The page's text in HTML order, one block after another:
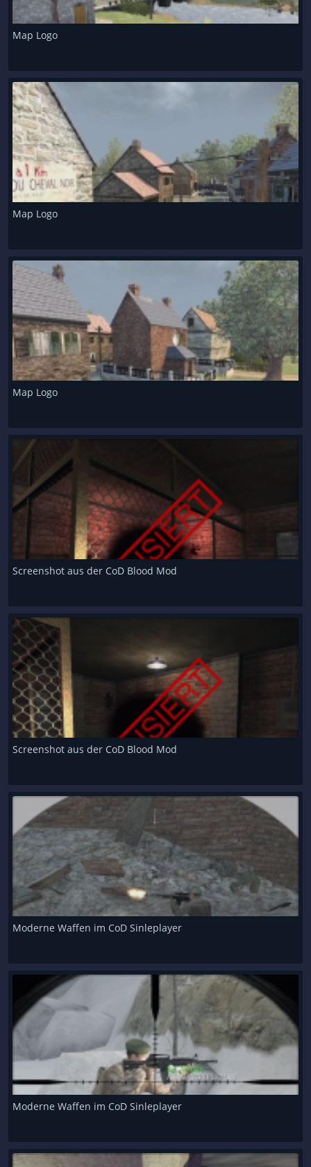
Map Logo
Map Logo
Map Logo
Screenshot aus der CoD Blood Mod
Screenshot aus der CoD Blood Mod
Moderne Waffen im CoD Sinleplayer
Moderne Waffen im CoD Sinleplayer